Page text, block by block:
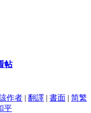
帖
作者 | 翻譯 | 書面 | 简繁
平